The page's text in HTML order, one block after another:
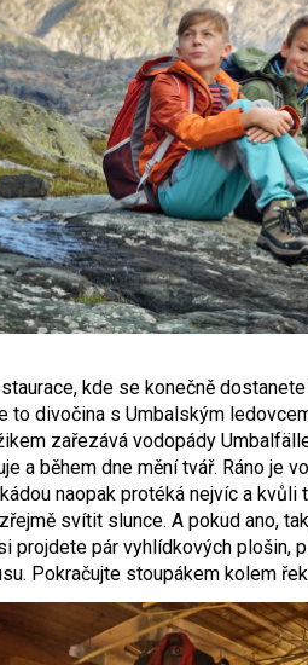
kde se konečně
to divočina s Umbalským
zařezává vodopády
a během dne mění tvář. Ráno je
naopak protéká nejvíc a kvůli
svítit slunce. A pokud ano,
projdete pár vyhlídkových plošin,
Pokračujte stoupákem kolem